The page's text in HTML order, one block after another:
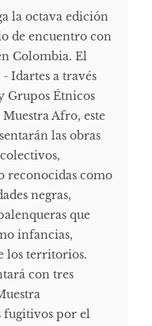
la octava edición
de encuentro con
Colombia. El
Idartes a través
Grupos Étnicos
Afro, este
las obras
reconocidas como
negras,
que
infancias,
los territorios.
con tres
fugitivos por el